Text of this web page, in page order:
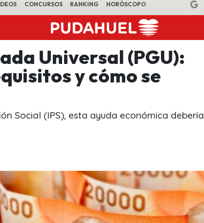
CONCURSOS RANKING HORÓSCOPO
Universal (PGU):
y cómo se
Social (IPS), esta ayuda económica debería